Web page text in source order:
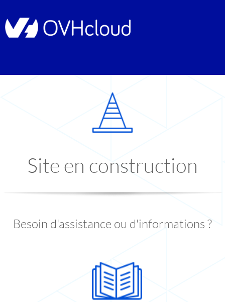
Site en construction
Besoin d'assistance ou d'informations ?